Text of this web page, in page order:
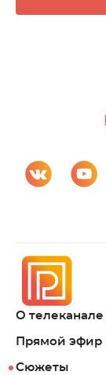
О телеканале
Прямой эфир
Сюжеты